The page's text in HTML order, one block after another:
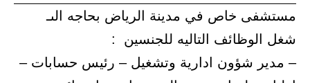
مستشفى خاص في مدينة الرياض بحاجه الىـ
شغل الوظائف التاليه للجنسين :
– مدير شؤون ادارية وتشغيل – رئيس حسابات –